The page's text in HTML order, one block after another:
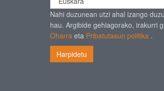
Nahi duzunean utzi ahal izango
hau. Argibide gehiagorako, irakurri
Oharra eta Pribatutasun politika .
Harpidetu